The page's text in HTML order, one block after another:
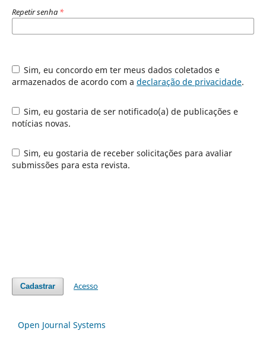
Repetir senha *
Sim, eu concordo em ter meus dados coletados e
armazenados de acordo com a declaração de privacidade.
Sim, eu gostaria de ser notificado(a) de publicações e
notícias novas.
Sim, eu gostaria de receber solicitações para avaliar
submissões para esta revista.
Cadastrar Acesso
Open Journal Systems